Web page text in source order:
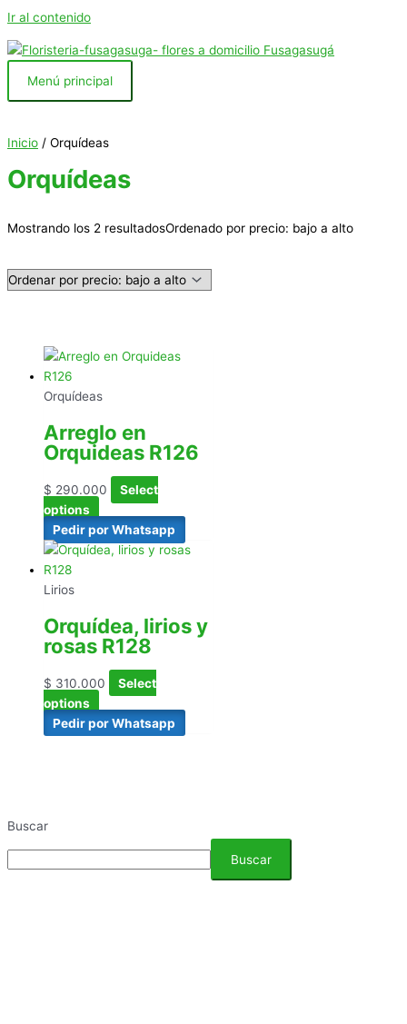
Ir al contenido
Menú principal
Buscar
Buscar
Inicio / Orquídeas
Orquídeas
Mostrando los 2 resultadosOrdenado por precio: bajo a alto
Orquídeas
Arreglo en
Orquideas R126
$ 290.000
Select
options
Pedir por Whatsapp
Lirios
Orquídea, lirios y
rosas R128
$ 310.000
Select
options
Pedir por Whatsapp